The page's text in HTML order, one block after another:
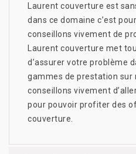
Laurent couverture est
dans ce domaine c’est
conseillons vivement de
Laurent couverture met
d’assurer votre problème
gammes de prestation sur
conseillons vivement
pour pouvoir profiter des
couverture.